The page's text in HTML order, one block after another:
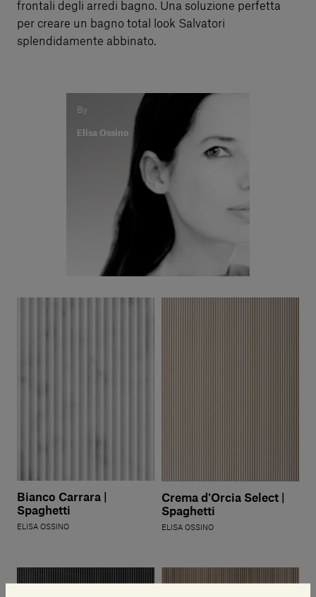
frontali degli arredi bagno. Una soluzione perfetta
per creare un bagno total look Salvatori
splendidamente abbinato.
By
Elisa Ossino
Bianco Carrara |
Spaghetti
ELISA OSSINO
Crema d'Orcia Select |
Spaghetti
ELISA OSSINO